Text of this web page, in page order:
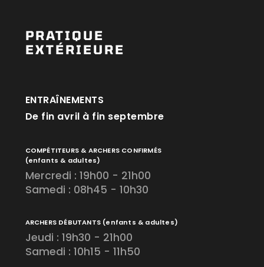
PRATIQUE
EXTÉRIEURE
ENTRAÎNEMENTS
De fin avril à fin septembre
COMPÉTITEURS & ARCHERS CONFIRMÉS
(enfants & adultes)
Mercredi : 19h00 - 21h00
Samedi : 08h45 - 10h30
ARCHERS DÉBUTANTS (enfants & adultes)
Jeudi : 19h30 - 21h00
Samedi : 10h15 - 11h50